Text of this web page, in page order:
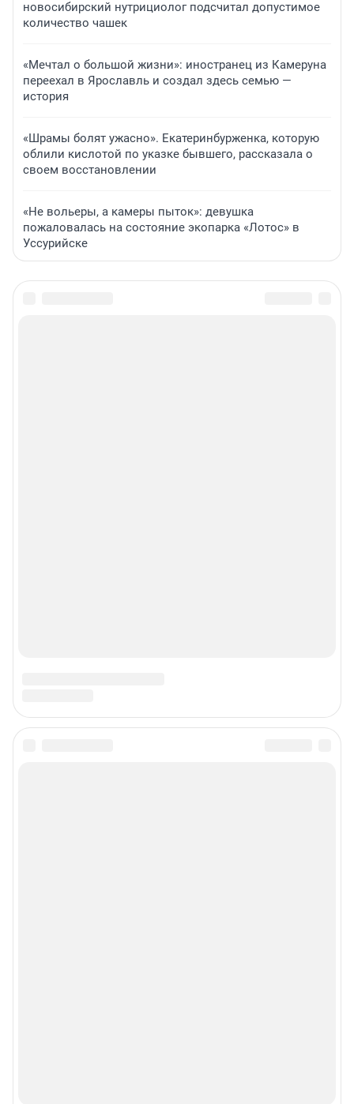
новосибирский нутрициолог подсчитал допустимое
количество чашек
«Мечтал о большой жизни»: иностранец из Камеруна
переехал в Ярославль и создал здесь семью —
история
«Шрамы болят ужасно». Екатеринбурженка, которую
облили кислотой по указке бывшего, рассказала о
своем восстановлении
«Не вольеры, а камеры пыток»: девушка
пожаловалась на состояние экопарка «Лотос» в
Уссурийске